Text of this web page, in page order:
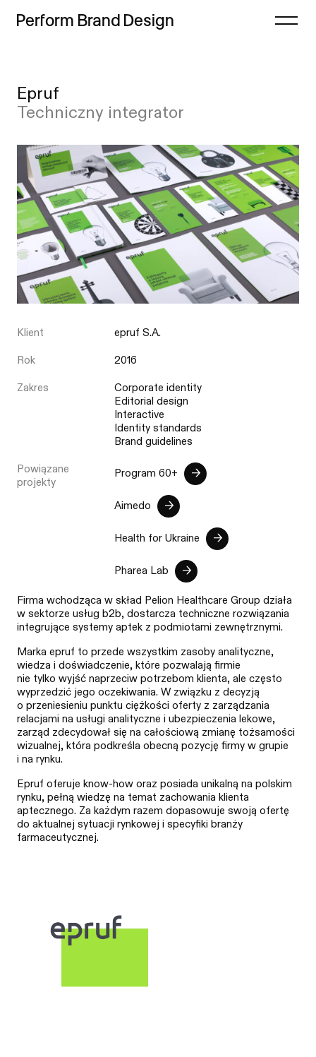
Perform Brand Design
Projekty
Refleksje
Freebie
Proces
Sklep
Kontakt
Indeks
Epruf
Techniczny integrator
Klient
epruf S.A.
Rok
2016
Zakres
Corporate identity
Editorial design
Interactive
Identity standards
Brand guidelines
Powiązane
projekty
Program 60+
Aimedo
Health for Ukraine
Pharea Lab
Firma wchodząca w skład Pelion Healthcare Group działa
w sektorze usług b2b, dostarcza techniczne rozwiązania
integrujące systemy aptek z podmiotami zewnętrznymi.
Marka epruf to przede wszystkim zasoby analityczne,
wiedza i doświadczenie, które pozwalają firmie
nie tylko wyjść naprzeciw potrzebom klienta, ale często
wyprzedzić jego oczekiwania. W związku z decyzją
o przeniesieniu punktu ciężkości oferty z zarządzania
relacjami na usługi analityczne i ubezpieczenia lekowe,
zarząd zdecydował się na całościową zmianę tożsamości
wizualnej, która podkreśla obecną pozycję firmy w grupie
i na rynku.
Epruf oferuje know-how oraz posiada unikalną na polskim
rynku, pełną wiedzę na temat zachowania klienta
aptecznego. Za każdym razem dopasowuje swoją ofertę
do aktualnej sytuacji rynkowej i specyfiki branży
farmaceutycznej.